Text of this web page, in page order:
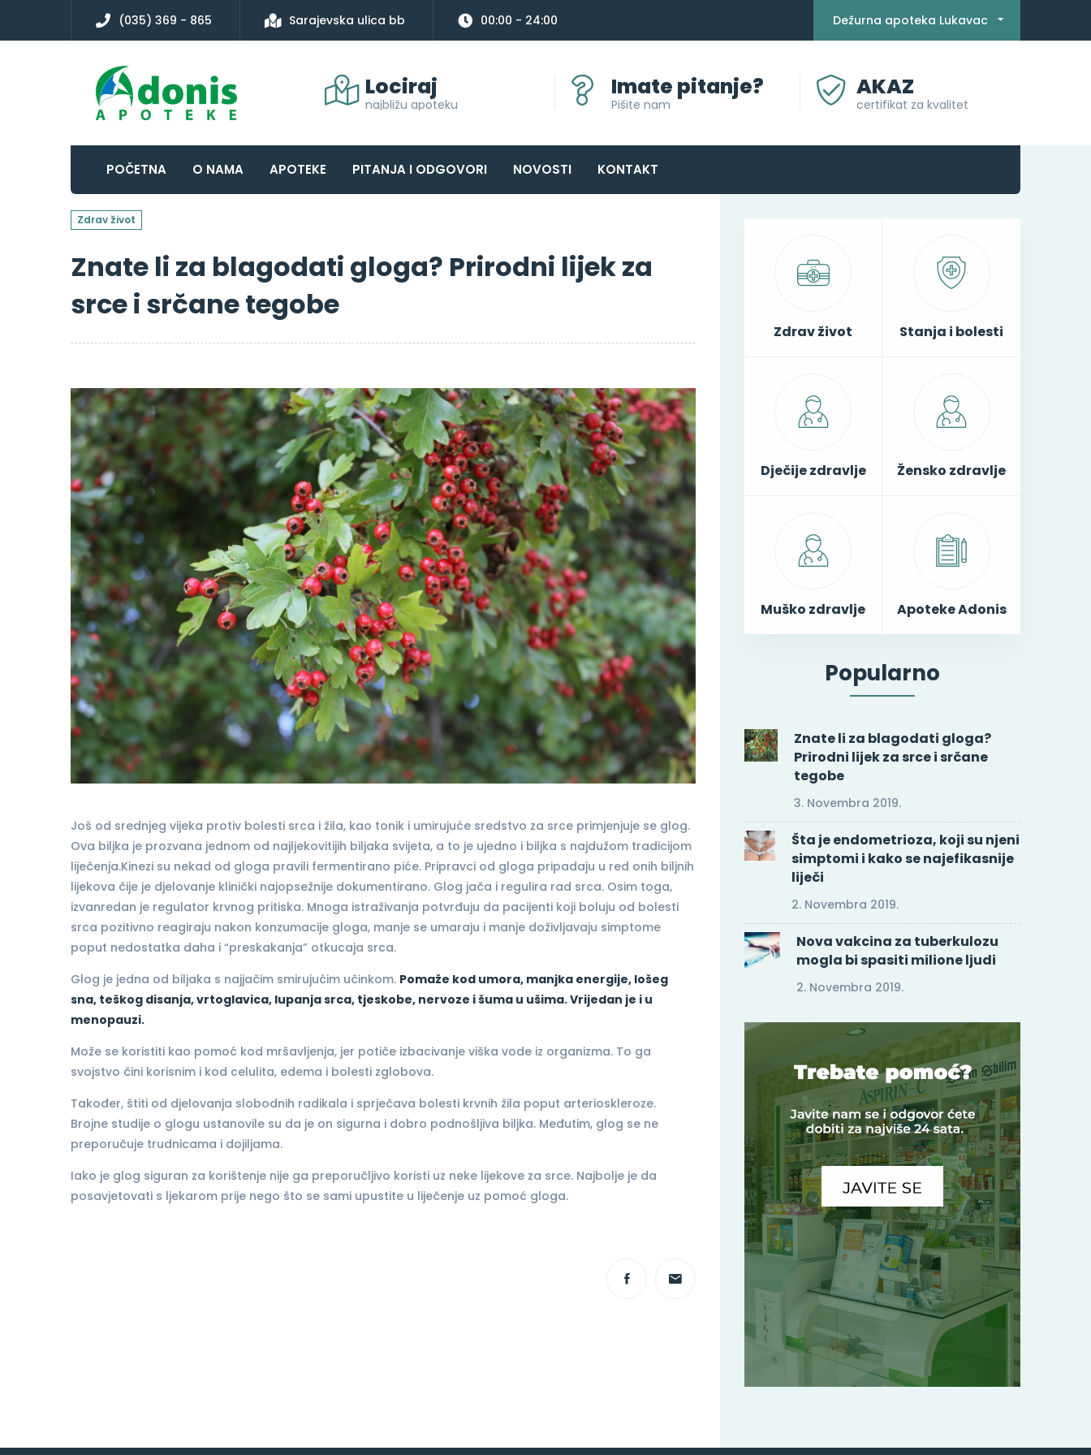
(035) 369 - 865 Sarajevska ulica bb 00:00 - 24:00 Dežurna apoteka Lukavac
Lociraj
najbližu apoteku
Imate pitanje?
Pišite nam
AKAZ
certifikat za kvalitet
POČETNA O NAMA APOTEKE PITANJA I ODGOVORI NOVOSTI KONTAKT
Zdrav život
Znate li za blagodati gloga? Prirodni lijek za
srce i srčane tegobe
Još od srednjeg vijeka protiv bolesti srca i žila, kao tonik i umirujuće sredstvo za srce primjenjuje se glog.
Ova biljka je prozvana jednom od najljekovitijih biljaka svijeta, a to je ujedno i biljka s najdužom tradicijom
liječenja.Kinezi su nekad od gloga pravili fermentirano piće. Pripravci od gloga pripadaju u red onih biljnih
lijekova čije je djelovanje klinički najopsežnije dokumentirano. Glog jača i regulira rad srca. Osim toga,
izvanredan je regulator krvnog pritiska. Mnoga istraživanja potvrđuju da pacijenti koji boluju od bolesti
srca pozitivno reagiraju nakon konzumacije gloga, manje se umaraju i manje doživljavaju simptome
poput nedostatka daha i “preskakanja” otkucaja srca.
Glog je jedna od biljaka s najjačim smirujućim učinkom. Pomaže kod umora, manjka energije, lošeg
sna, teškog disanja, vrtoglavica, lupanja srca, tjeskobe, nervoze i šuma u ušima. Vrijedan je i u
menopauzi.
Može se koristiti kao pomoć kod mršavljenja, jer potiče izbacivanje viška vode iz organizma. To ga
svojstvo čini korisnim i kod celulita, edema i bolesti zglobova.
Također, štiti od djelovanja slobodnih radikala i sprječava bolesti krvnih žila poput arterioskleroze.
Brojne studije o glogu ustanovile su da je on sigurna i dobro podnošljiva biljka. Međutim, glog se ne
preporučuje trudnicama i dojiljama.
Iako je glog siguran za korištenje nije ga preporučljivo koristi uz neke lijekove za srce. Najbolje je da
posavjetovati s ljekarom prije nego što se sami upustite u liječenje uz pomoć gloga.
Zdrav život Stanja i bolesti
Dječije zdravlje Žensko zdravlje
Muško zdravlje Apoteke Adonis
Popularno
Znate li za blagodati gloga?
Prirodni lijek za srce i srčane
tegobe
3. Novembra 2019.
Šta je endometrioza, koji su njeni
simptomi i kako se najefikasnije
liječi
2. Novembra 2019.
Nova vakcina za tuberkulozu
mogla bi spasiti milione ljudi
2. Novembra 2019.